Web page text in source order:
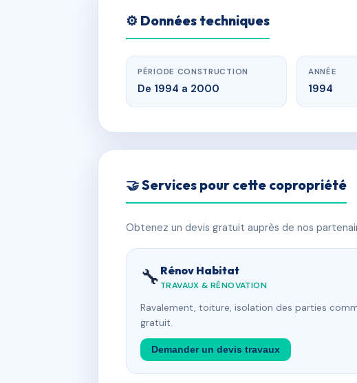
⚙️ Données techniques
PÉRIODE CONSTRUCTION
De 1994 a 2000
ANNÉE
1994
🤝 Services pour cette copropriété
Obtenez un devis gratuit auprès de nos
🔧 Rénov Habitat
TRAVAUX & RÉNOVATION
Ravalement, toiture, isolation des parties
gratuit.
Demander un devis travaux